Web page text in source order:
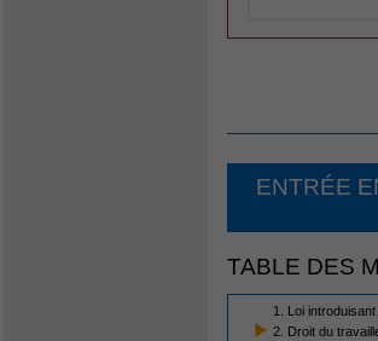
ENTRÉE
TABLE DES
1. Loi
2. Droit du